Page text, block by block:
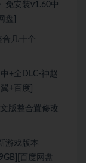
免安装v1.60中
盘]
合几十个
+全DLC-神赵
+百度]
版整合置修改
游戏版本
百度网盘